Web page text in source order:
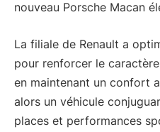
nouveau Porsche Macan
La filiale de Renault a
pour renforcer le
en maintenant un confort
alors un véhicule
places et performances